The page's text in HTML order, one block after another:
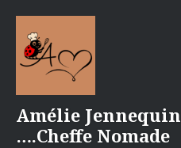
contenu
Amélie Jennequin
….Cheffe Nomade